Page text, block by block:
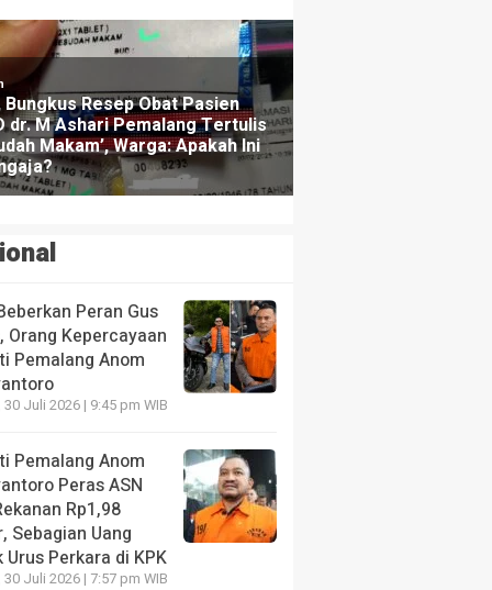
Peran Gus
Orang Kepercayaan
Pemalang Anom
30 Juli 2026 | 9:45 pm WIB
Pemalang Anom
Peras ASN
Rp1,98
Sebagian Uang
Urus Perkara di KPK
30 Juli 2026 | 7:57 pm WIB